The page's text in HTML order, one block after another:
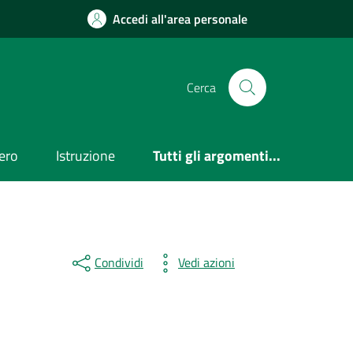
Accedi all'area personale
Cerca
Istruzione Tutti gli argomenti...
Condividi Vedi azioni